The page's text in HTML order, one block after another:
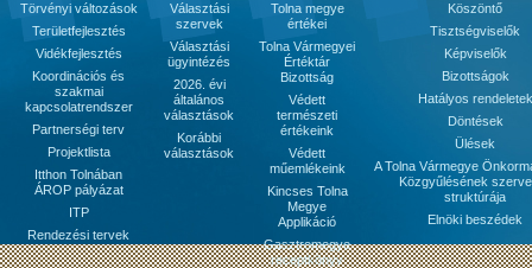
Törvényi változások
Területfejlesztés
Vidékfejlesztés
Koordinációs és
szakmai
kapcsolatrendszer
Partnerségi terv
Projektlista
Itthon Tolnában
ÁROP pályázat
ITP
Rendezési tervek
Választási
szervek
Választási
ügyintézés
2026. évi
általános
választások
Korábbi
választások
Tolna megye
értékei
Tolna Vármegyei
Értéktár
Bizottság
Védett
természeti
értékeink
Védett
műemlékeink
Kincses Tolna
Megye
Applikáció
Gasztromegye
receptkönyv
Köszöntő
Tisztségviselők
Képviselők
Bizottságok
Hatályos rendeletek
Döntések
Ülések
A Tolna Vármegye
Közgyűlésének
struktúrája
Elnöki beszédek